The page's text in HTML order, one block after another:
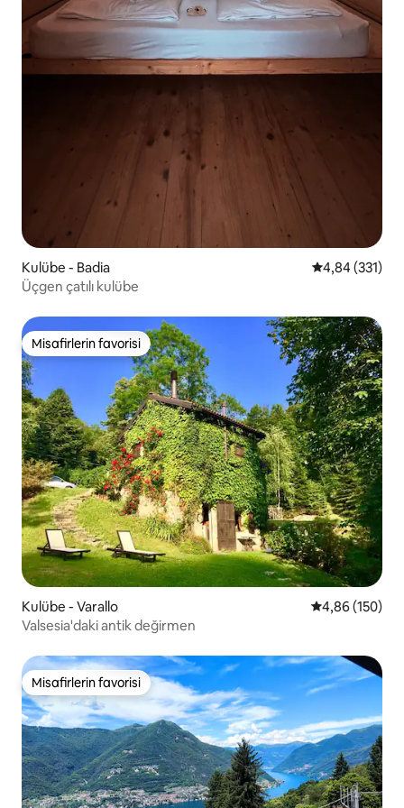
Kulübe - Badia 5 üzerinden
4,84 (331)
Üçgen çatılı kulübe
Misafirlerin favorisi
Misafirlerin favorisi
Kulübe - Varallo 5 üzerinden
4,86 (150)
Valsesia'daki antik değirmen
Misafirlerin favorisi
Misafirlerin favorisi